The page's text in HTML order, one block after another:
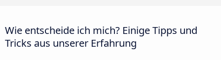
Wie entscheide ich mich? Einige Tipps und
Tricks aus unserer Erfahrung